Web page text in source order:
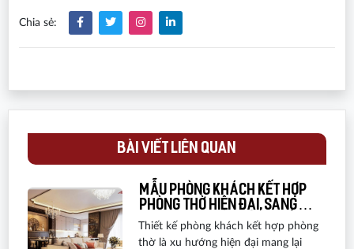
Chia sẻ:
BÀI VIẾT LIÊN QUAN
Mẫu phòng khách kết hợp
phòng thờ hiện đại, sang
trọng và hợp phong thủy
Thiết kế phòng khách kết hợp phòng
thờ là xu hướng hiện đại mang lại